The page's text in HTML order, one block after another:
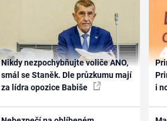
Nikdy nezpochybňujte voliče ANO,
smál se Staněk. Dle průzkumu mají
za lídra opozice Babiše
i